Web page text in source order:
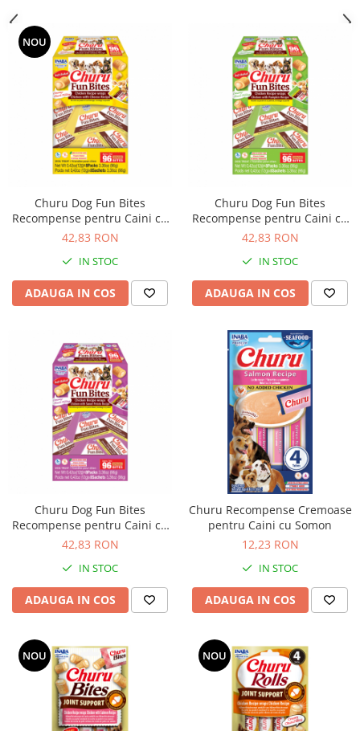
NOU
Churu Dog Fun Bites
Recompense pentru Caini cu
Pui si Branza
42,83 RON
IN STOC
ADAUGA IN COS
Churu Dog Fun Bites
Recompense pentru Caini cu
Pui si Dovleac
42,83 RON
IN STOC
ADAUGA IN COS
Churu Dog Fun Bites
Recompense pentru Caini cu
Pui si Cartof Dulce
42,83 RON
IN STOC
ADAUGA IN COS
Churu Recompense Cremoase
pentru Caini cu Somon
12,23 RON
IN STOC
ADAUGA IN COS
NOU NOU